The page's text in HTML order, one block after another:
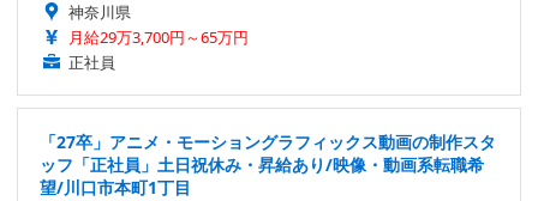
神奈川県
月給29万3,700円～65万円
正社員
「27卒」アニメ・モーショングラフィックス動画の制作スタ
ッフ「正社員」土日祝休み・昇給あり/映像・動画系転職希
望/川口市本町1丁目